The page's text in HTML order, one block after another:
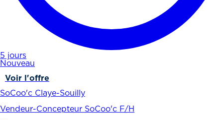
5 jours
Nouveau
Voir l'offre
SoCoo'c Claye-Souilly
Vendeur-Concepteur SoCoo'c F/H